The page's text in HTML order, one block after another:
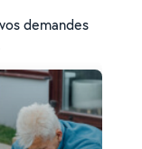
demandes